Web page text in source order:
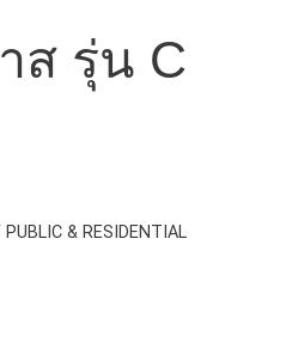
ส รุ่น C
& RESIDENTIAL